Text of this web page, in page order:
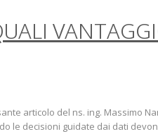
articolo del ns. ing. Massimo
le decisioni guidate dai dati